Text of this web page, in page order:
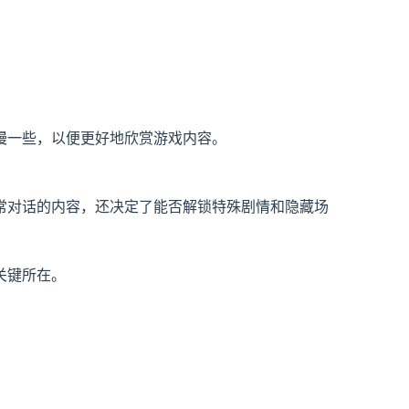
些，以便更好地欣赏游戏内容。
话的内容，还决定了能否解锁特殊剧情和隐藏场
所在。